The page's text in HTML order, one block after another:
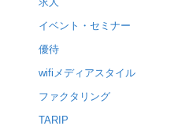
イベント・セミナー
優待
wifiメディアスタイル
ファクタリング
TARIP